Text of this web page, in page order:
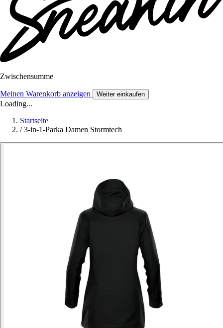
Zwischensumme
Meinen Warenkorb anzeigen Weiter einkaufen
Loading...
Startseite
/ 3-in-1-Parka Damen Stormtech